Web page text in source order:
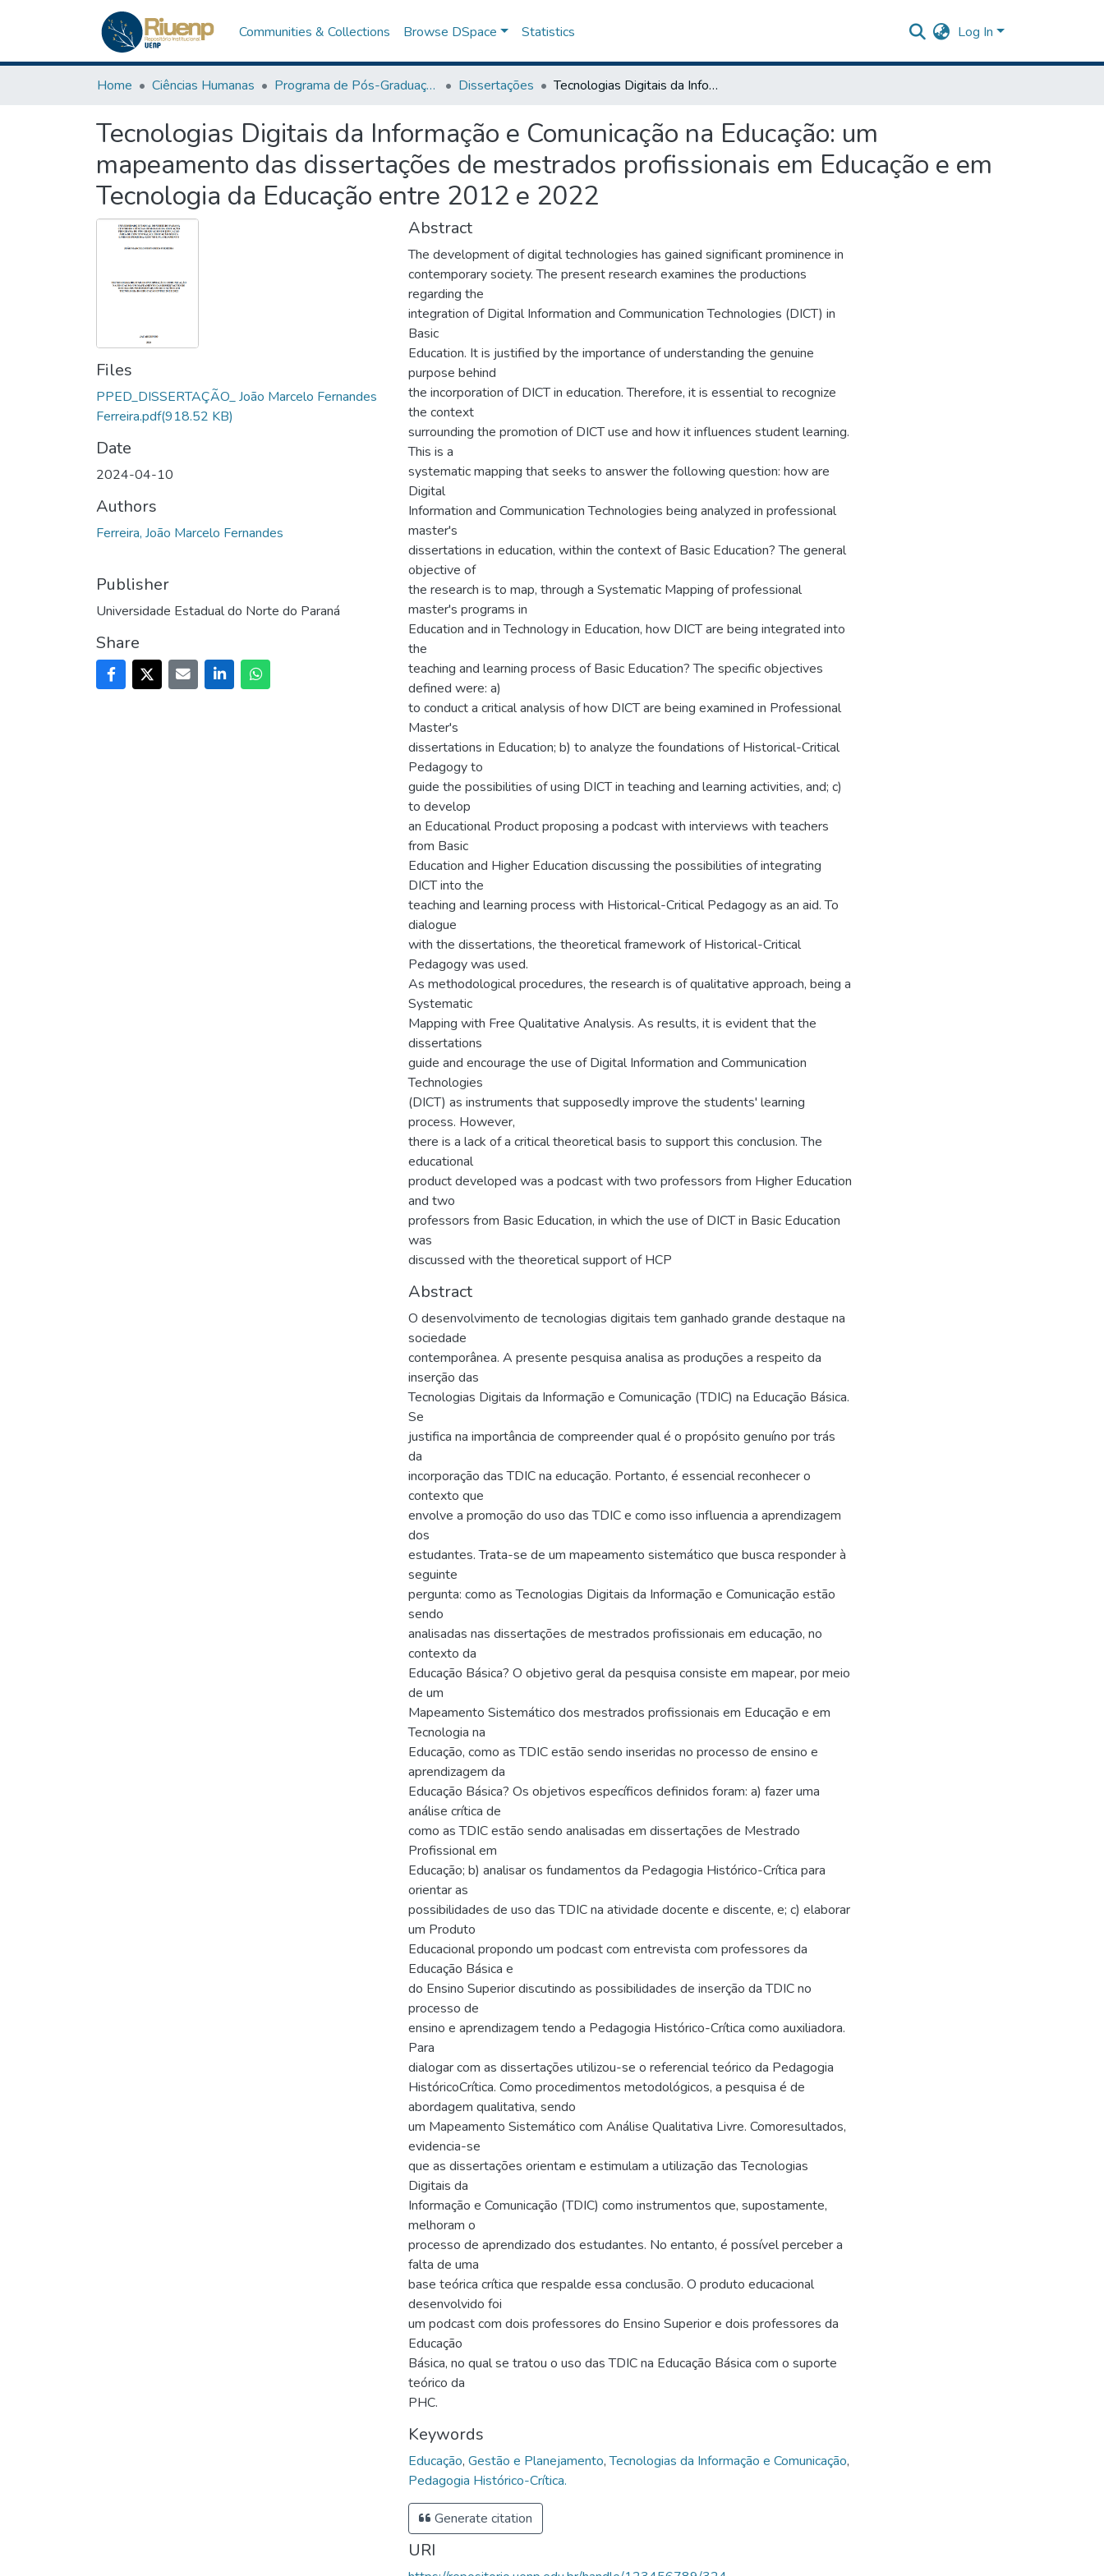
Communities & Collections Browse DSpace Statistics Log In
Home Ciências Humanas Programa de Pós-Graduação em Educação Dissertações Tecnologias Digitais da Informação e Comunicação na Educação: um mapeamento das dissertações de mestrados profissionais em Educação e em Tecnologia da Educação entre 2012 e 2022
Tecnologias Digitais da Informação e Comunicação na Educação: um
mapeamento das dissertações de mestrados profissionais em Educação e em
Tecnologia da Educação entre 2012 e 2022
Files
PPED_DISSERTAÇÃO_ João Marcelo Fernandes
Ferreira.pdf(918.52 KB)
Date
2024-04-10
Authors
Ferreira, João Marcelo Fernandes
Publisher
Universidade Estadual do Norte do Paraná
Share
Abstract
The development of digital technologies has gained significant prominence in
contemporary society. The present research examines the productions
regarding the
integration of Digital Information and Communication Technologies (DICT) in
Basic
Education. It is justified by the importance of understanding the genuine
purpose behind
the incorporation of DICT in education. Therefore, it is essential to recognize
the context
surrounding the promotion of DICT use and how it influences student learning.
This is a
systematic mapping that seeks to answer the following question: how are
Digital
Information and Communication Technologies being analyzed in professional
master's
dissertations in education, within the context of Basic Education? The general
objective of
the research is to map, through a Systematic Mapping of professional
master's programs in
Education and in Technology in Education, how DICT are being integrated into
the
teaching and learning process of Basic Education? The specific objectives
defined were: a)
to conduct a critical analysis of how DICT are being examined in Professional
Master's
dissertations in Education; b) to analyze the foundations of Historical-Critical
Pedagogy to
guide the possibilities of using DICT in teaching and learning activities, and; c)
to develop
an Educational Product proposing a podcast with interviews with teachers
from Basic
Education and Higher Education discussing the possibilities of integrating
DICT into the
teaching and learning process with Historical-Critical Pedagogy as an aid. To
dialogue
with the dissertations, the theoretical framework of Historical-Critical
Pedagogy was used.
As methodological procedures, the research is of qualitative approach, being a
Systematic
Mapping with Free Qualitative Analysis. As results, it is evident that the
dissertations
guide and encourage the use of Digital Information and Communication
Technologies
(DICT) as instruments that supposedly improve the students' learning
process. However,
there is a lack of a critical theoretical basis to support this conclusion. The
educational
product developed was a podcast with two professors from Higher Education
and two
professors from Basic Education, in which the use of DICT in Basic Education
was
discussed with the theoretical support of HCP
Abstract
O desenvolvimento de tecnologias digitais tem ganhado grande destaque na
sociedade
contemporânea. A presente pesquisa analisa as produções a respeito da
inserção das
Tecnologias Digitais da Informação e Comunicação (TDIC) na Educação Básica.
Se
justifica na importância de compreender qual é o propósito genuíno por trás
da
incorporação das TDIC na educação. Portanto, é essencial reconhecer o
contexto que
envolve a promoção do uso das TDIC e como isso influencia a aprendizagem
dos
estudantes. Trata-se de um mapeamento sistemático que busca responder à
seguinte
pergunta: como as Tecnologias Digitais da Informação e Comunicação estão
sendo
analisadas nas dissertações de mestrados profissionais em educação, no
contexto da
Educação Básica? O objetivo geral da pesquisa consiste em mapear, por meio
de um
Mapeamento Sistemático dos mestrados profissionais em Educação e em
Tecnologia na
Educação, como as TDIC estão sendo inseridas no processo de ensino e
aprendizagem da
Educação Básica? Os objetivos específicos definidos foram: a) fazer uma
análise crítica de
como as TDIC estão sendo analisadas em dissertações de Mestrado
Profissional em
Educação; b) analisar os fundamentos da Pedagogia Histórico-Crítica para
orientar as
possibilidades de uso das TDIC na atividade docente e discente, e; c) elaborar
um Produto
Educacional propondo um podcast com entrevista com professores da
Educação Básica e
do Ensino Superior discutindo as possibilidades de inserção da TDIC no
processo de
ensino e aprendizagem tendo a Pedagogia Histórico-Crítica como auxiliadora.
Para
dialogar com as dissertações utilizou-se o referencial teórico da Pedagogia
HistóricoCrítica. Como procedimentos metodológicos, a pesquisa é de
abordagem qualitativa, sendo
um Mapeamento Sistemático com Análise Qualitativa Livre. Comoresultados,
evidencia-se
que as dissertações orientam e estimulam a utilização das Tecnologias
Digitais da
Informação e Comunicação (TDIC) como instrumentos que, supostamente,
melhoram o
processo de aprendizado dos estudantes. No entanto, é possível perceber a
falta de uma
base teórica crítica que respalde essa conclusão. O produto educacional
desenvolvido foi
um podcast com dois professores do Ensino Superior e dois professores da
Educação
Básica, no qual se tratou o uso das TDIC na Educação Básica com o suporte
teórico da
PHC.
Keywords
Educação, Gestão e Planejamento,Tecnologias da Informação e Comunicação,
Pedagogia Histórico-Crítica.
Generate citation
URI